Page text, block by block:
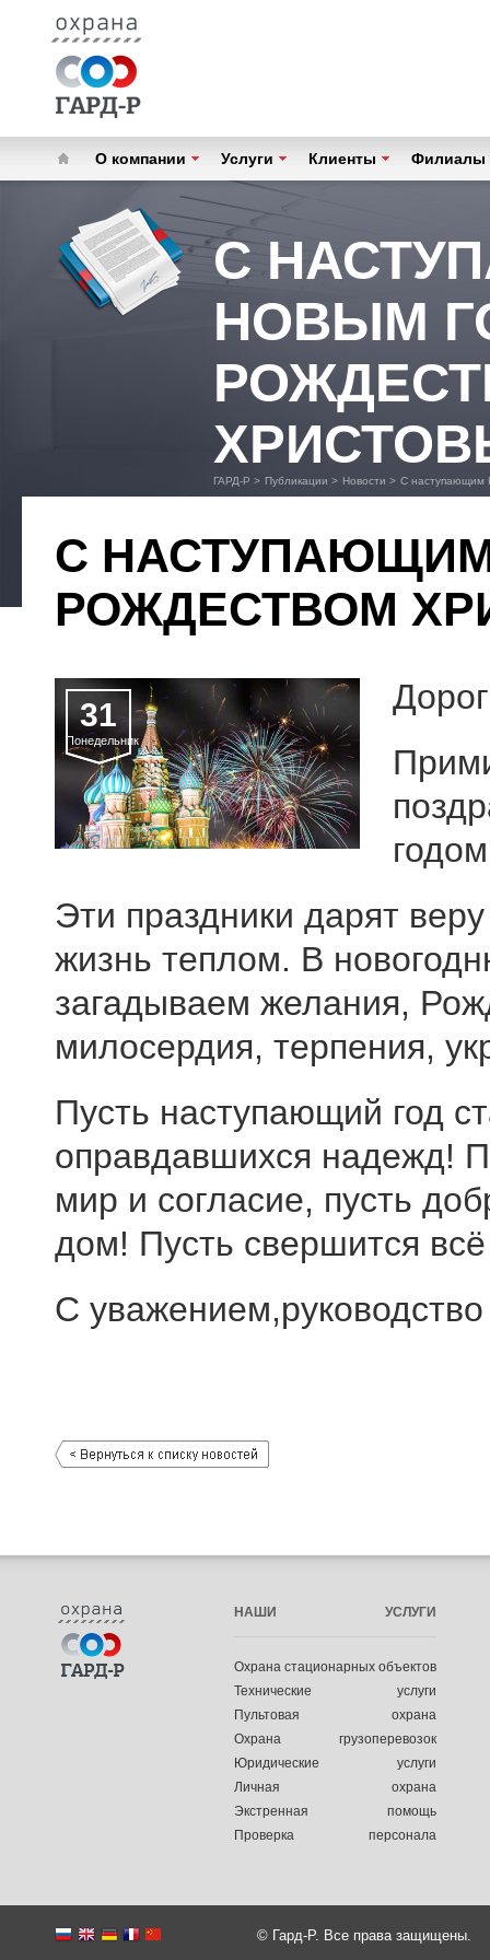
О компании Услуги Клиенты Филиалы
С
НОВЫМ
ГАРД-Р > Публикации > Новости > С наступающим
С
РОЖДЕСТВОМ
31
Понедельник
Эти праздники дарят
жизнь теплом. В
загадываем желания,
милосердия, терпения,
Пусть наступающий год
оправдавшихся надежд!
мир и согласие, пусть
дом! Пусть свершится
С
НАШИ УСЛУГИ
Охрана стационарных объектов
Технические услуги
Пультовая охрана
Охрана грузоперевозок
Юридические услуги
Личная охрана
Экстренная помощь
Проверка персонала
© Гард-Р. Все права защищены.